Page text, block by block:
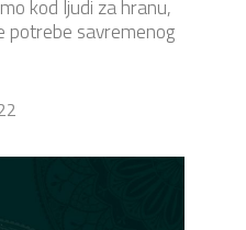
kod ljudi za hranu,
potrebe savremenog